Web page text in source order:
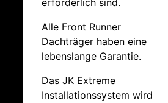
erforderlich sind.
Alle Front Runner
Dachträger haben eine
lebenslange Garantie.
Das JK Extreme
Installationssystem wird